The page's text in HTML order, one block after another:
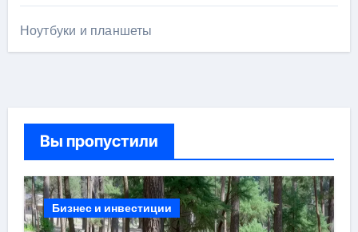
Ноутбуки и планшеты
Вы пропустили
Бизнес и инвестиции